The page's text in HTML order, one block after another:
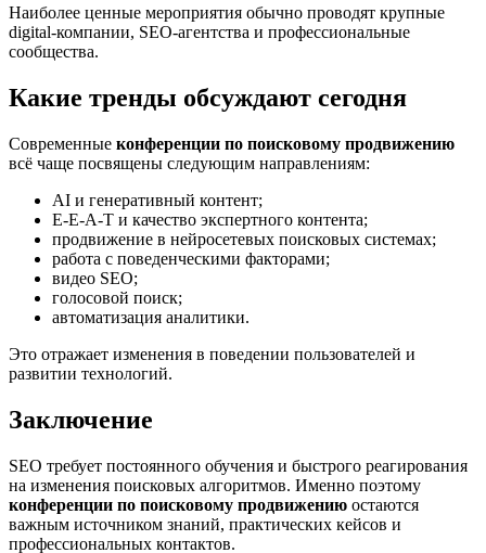
Наиболее ценные мероприятия обычно проводят крупные
digital-компании, SEO-агентства и профессиональные
сообщества.
Какие тренды обсуждают сегодня
Современные конференции по поисковому продвижению
всё чаще посвящены следующим направлениям:
AI и генеративный контент;
E-E-A-T и качество экспертного контента;
продвижение в нейросетевых поисковых системах;
работа с поведенческими факторами;
видео SEO;
голосовой поиск;
автоматизация аналитики.
Это отражает изменения в поведении пользователей и
развитии технологий.
Заключение
SEO требует постоянного обучения и быстрого реагирования
на изменения поисковых алгоритмов. Именно поэтому
конференции по поисковому продвижению остаются
важным источником знаний, практических кейсов и
профессиональных контактов.